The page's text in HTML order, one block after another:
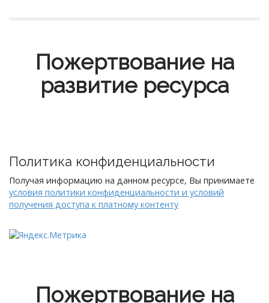
Пожертвование на
развитие ресурса
Политика конфиденциальности
Получая информацию на данном ресурсе, Вы принимаете
условия политики конфиденциальности и условий
получения доступа к платному контенту
Пожертвование на